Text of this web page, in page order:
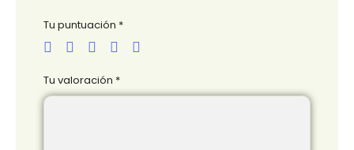
Tu puntuación *
Tu valoración *